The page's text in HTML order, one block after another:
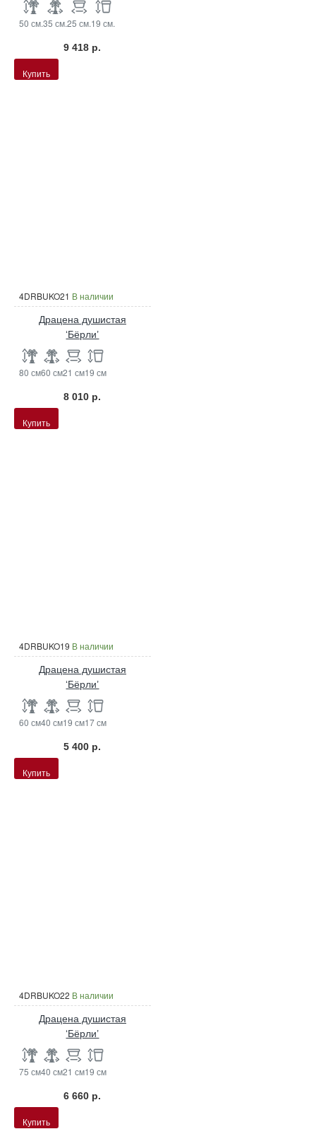
50 см.35 см.25 см.19 см.
9 418 р.
Купить
4DRBUKO21 В наличии
Драцена душистая
‘Бёрли’
80 см60 см21 см19 см
8 010 р.
Купить
4DRBUKO19 В наличии
Драцена душистая
‘Бёрли’
60 см40 см19 см17 см
5 400 р.
Купить
4DRBUKO22 В наличии
Драцена душистая
‘Бёрли’
75 см40 см21 см19 см
6 660 р.
Купить